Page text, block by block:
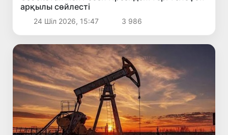
арқылы сөйлесті
24 Шіл 2026, 15:47 3 986